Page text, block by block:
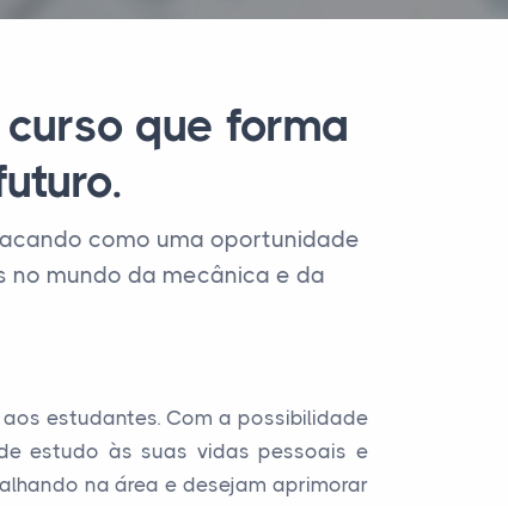
que forma
como uma oportunidade
no mundo da mecânica e da
estudantes. Com a possibilidade
estudo às suas vidas pessoais e
na área e desejam aprimorar